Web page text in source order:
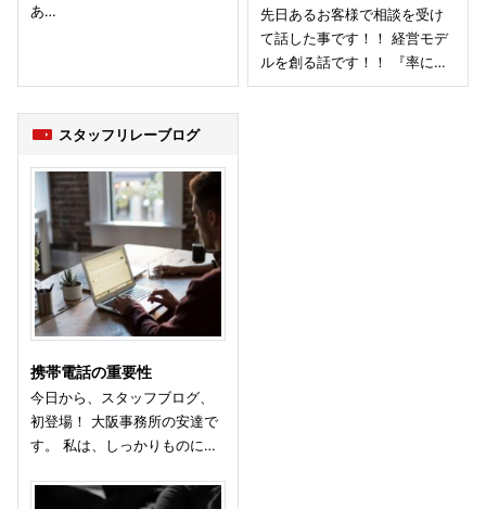
あ…
先日あるお客様で相談を受け
て話した事です！！ 経営モデ
ルを創る話です！！ 『率に…
スタッフリレーブログ
携帯電話の重要性
今日から、スタッフブログ、
初登場！ 大阪事務所の安達で
す。 私は、しっかりものに…